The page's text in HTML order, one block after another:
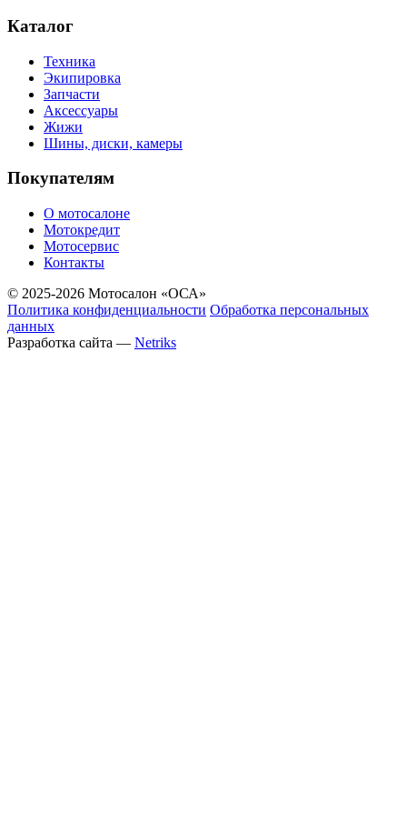
Каталог
Техника
Экипировка
Запчасти
Аксессуары
Жижи
Шины, диски, камеры
Покупателям
О мотосалоне
Мотокредит
Мотосервис
Контакты
© 2025-2026 Мотосалон «ОСА»
Политика конфиденциальности Обработка персональных
данных
Разработка сайта — Netriks